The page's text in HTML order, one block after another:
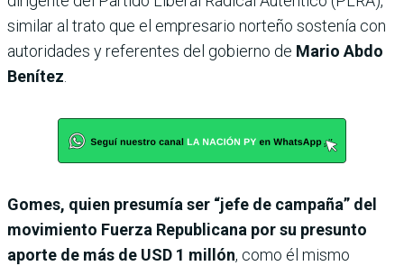
similar al trato que el empresario norteño sostenía con
autoridades y referentes del gobierno de Mario Abdo
Benítez
Gomes, quien presumía ser “jefe de campaña” del
movimiento Fuerza Republicana por su presunto
aporte de más de USD 1 millón, como él mismo